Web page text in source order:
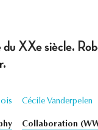
du XXe siècle.
Cécile Vanderpelen
Collaboration